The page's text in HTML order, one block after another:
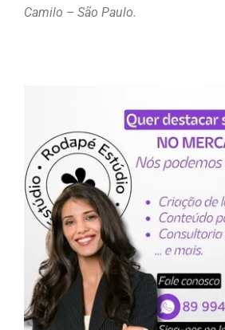
Camilo – São Paulo.